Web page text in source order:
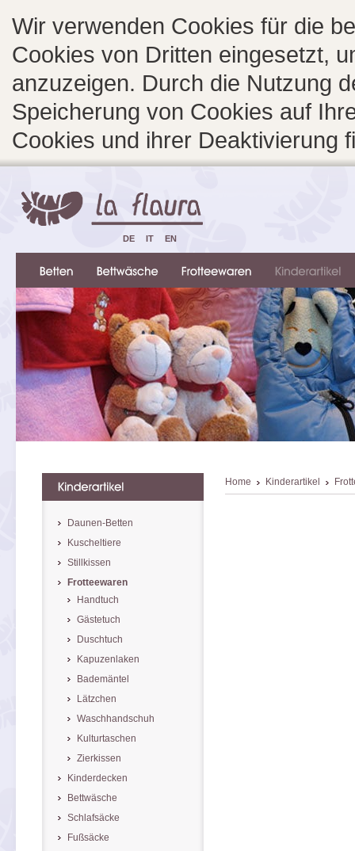
Wir verwenden Cookies für die
Cookies von Dritten eingesetzt,
anzuzeigen. Durch die Nutzung
Speicherung von Cookies auf
Cookies und ihrer Deaktivierung
Home Kinderartikel
Daunen-Betten
Kuscheltiere
Stillkissen
Frotteewaren
Handtuch
Gästetuch
Duschtuch
Kapuzenlaken
Bademäntel
Lätzchen
Waschhandschuh
Kulturtaschen
Zierkissen
Kinderdecken
Bettwäsche
Schlafsäcke
Fußsäcke
DE IT EN